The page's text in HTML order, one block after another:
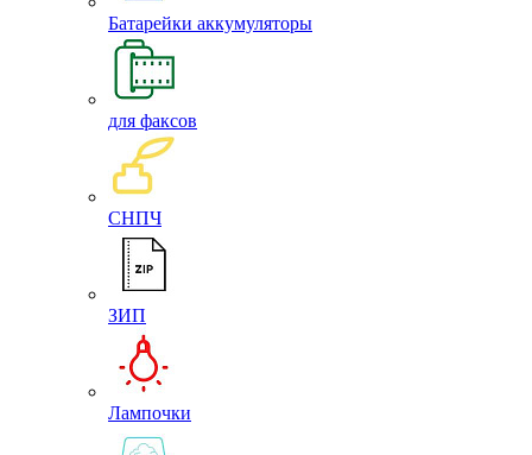
Батарейки аккумуляторы
для факсов
СНПЧ
ЗИП
Лампочки